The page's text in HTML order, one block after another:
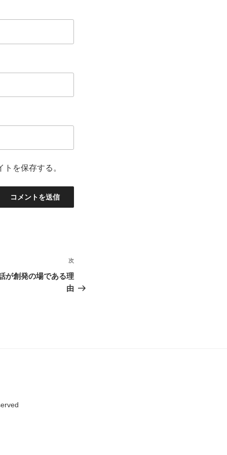
を保存する。
次
の
投
次
が創発の場である理
由